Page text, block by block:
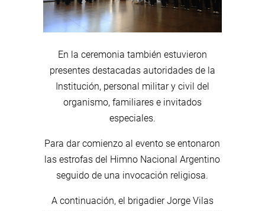
En la ceremonia también estuvieron
presentes destacadas autoridades de la
Institución, personal militar y civil del
organismo, familiares e invitados
especiales.
Para dar comienzo al evento se entonaron
las estrofas del Himno Nacional Argentino
seguido de una invocación religiosa.
A continuación, el brigadier Jorge Vilas